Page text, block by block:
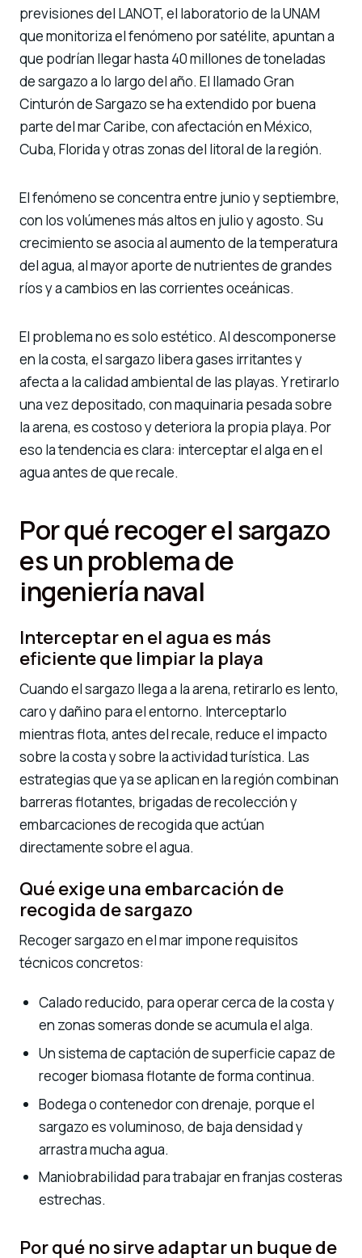
previsiones del LANOT, el laboratorio de la UNAM
que monitoriza el fenómeno por satélite, apuntan a
que podrían llegar hasta 40 millones de toneladas
de sargazo a lo largo del año. El llamado Gran
Cinturón de Sargazo se ha extendido por buena
parte del mar Caribe, con afectación en México,
Cuba, Florida y otras zonas del litoral de la región.
El fenómeno se concentra entre junio y septiembre,
con los volúmenes más altos en julio y agosto. Su
crecimiento se asocia al aumento de la temperatura
del agua, al mayor aporte de nutrientes de grandes
ríos y a cambios en las corrientes oceánicas.
El problema no es solo estético. Al descomponerse
en la costa, el sargazo libera gases irritantes y
afecta a la calidad ambiental de las playas. Y retirarlo
una vez depositado, con maquinaria pesada sobre
la arena, es costoso y deteriora la propia playa. Por
eso la tendencia es clara: interceptar el alga en el
agua antes de que recale.
Por qué recoger el sargazo
es un problema de
ingeniería naval
Interceptar en el agua es más
eficiente que limpiar la playa
Cuando el sargazo llega a la arena, retirarlo es lento,
caro y dañino para el entorno. Interceptarlo
mientras flota, antes del recale, reduce el impacto
sobre la costa y sobre la actividad turística. Las
estrategias que ya se aplican en la región combinan
barreras flotantes, brigadas de recolección y
embarcaciones de recogida que actúan
directamente sobre el agua.
Qué exige una embarcación de
recogida de sargazo
Recoger sargazo en el mar impone requisitos
técnicos concretos:
Calado reducido, para operar cerca de la costa y
en zonas someras donde se acumula el alga.
Un sistema de captación de superficie capaz de
recoger biomasa flotante de forma continua.
Bodega o contenedor con drenaje, porque el
sargazo es voluminoso, de baja densidad y
arrastra mucha agua.
Maniobrabilidad para trabajar en franjas costeras
estrechas.
Por qué no sirve adaptar un buque de